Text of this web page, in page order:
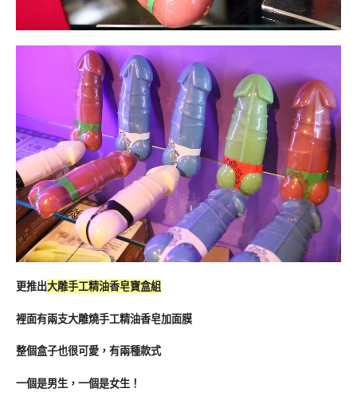
更推出大雕手工精油香皂寶盒組
裡面有兩支大雕燒手工精油香皂加面膜
整個盒子也很可愛，有兩種款式
一個是男生，一個是女生！